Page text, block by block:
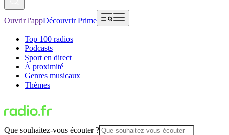
Ouvrir l'appDécouvrir Prime
Top 100 radios
Podcasts
Sport en direct
À proximité
Genres musicaux
Thèmes
Que souhaitez-vous écouter ?